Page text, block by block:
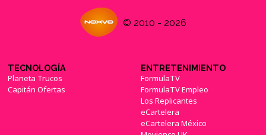
© 2010 - 2026
TECNOLOGÍA
Planeta Trucos
Capitán Ofertas
ENTRETENIMIENTO
FormulaTV
FormulaTV Empleo
Los Replicantes
eCartelera
eCartelera México